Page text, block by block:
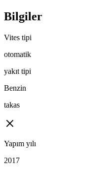
Bilgiler
Vites tipi
otomatik
yakıt tipi
Benzin
takas
Yapım yılı
2017